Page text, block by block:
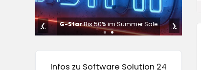
G-StarBis 50% im Summer Sale
❮ ❯
Infos zu Software Solution 24